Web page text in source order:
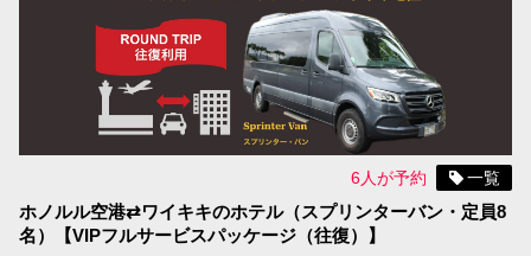
6人が予約 一覧
ホノルル空港⇄ワイキキのホテル（スプリンターバン・定員8
名）【VIPフルサービスパッケージ（往復）】